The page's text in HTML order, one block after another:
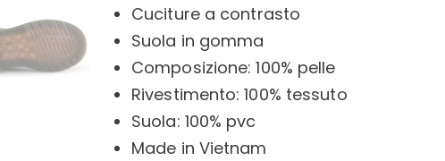
Cuciture a contrasto
Suola in gomma
Composizione: 100% pelle
Rivestimento: 100% tessuto
Suola: 100% pvc
Made in Vietnam